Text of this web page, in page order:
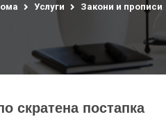
Услуги Закони и прописи
скратена постапка